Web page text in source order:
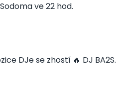
ve 22 hod.
DJe se zhostí 🔥 DJ BA2S.